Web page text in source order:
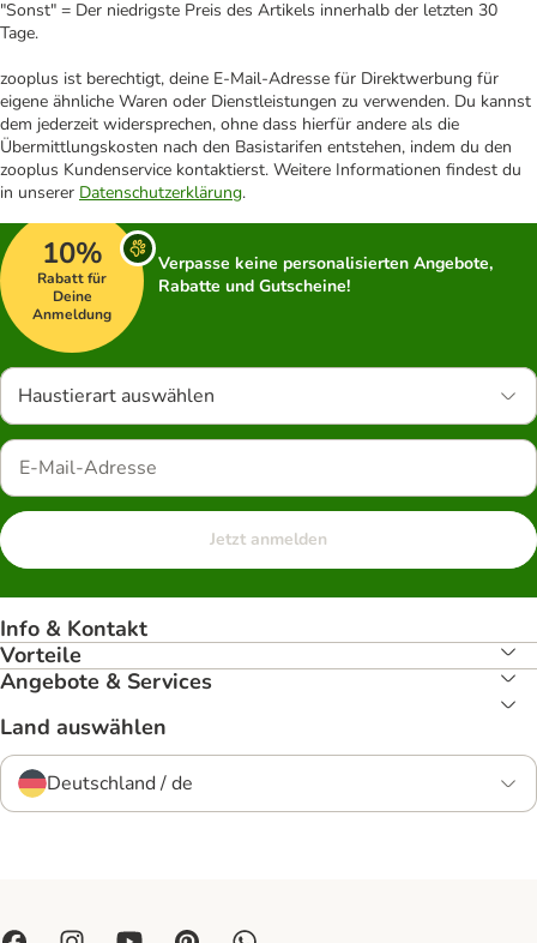
"Sonst" = Der niedrigste Preis des Artikels innerhalb der letzten 30
Tage.
zooplus ist berechtigt, deine E-Mail-Adresse für Direktwerbung für
eigene ähnliche Waren oder Dienstleistungen zu verwenden. Du kannst
dem jederzeit widersprechen, ohne dass hierfür andere als die
Übermittlungskosten nach den Basistarifen entstehen, indem du den
zooplus Kundenservice kontaktierst. Weitere Informationen findest du
in unserer Datenschutzerklärung.
10%
Rabatt für
Deine
Anmeldung
Verpasse keine personalisierten Angebote,
Rabatte und Gutscheine!
Haustierart auswählen
Jetzt anmelden
Info & Kontakt
Vorteile
Angebote & Services
Land auswählen
Deutschland / de